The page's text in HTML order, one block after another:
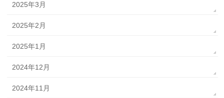
2025年3月
2025年2月
2025年1月
2024年12月
2024年11月